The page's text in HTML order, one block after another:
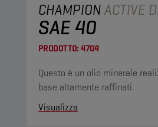
CHAMPIONACTIVE
SAE 40
PRODOTTO: 4704
Questo è un olio minerale
base altamente raffinati.
Visualizza